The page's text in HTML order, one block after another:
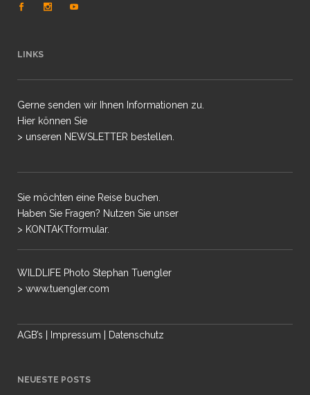
LINKS
Gerne senden wir Ihnen Informationen zu.
Hier können Sie
> unseren NEWSLETTER bestellen.
Sie möchten eine Reise buchen.
Haben Sie Fragen? Nutzen Sie unser
> KONTAKTformular.
WILDLIFE Photo Stephan Tuengler
> www.tuengler.com
AGB’s Impressum Datenschutz
NEUESTE POSTS